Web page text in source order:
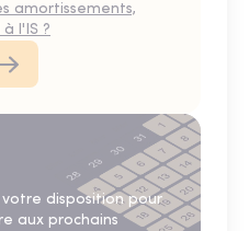
amortissements,
l'IS ?
disposition pour
aux prochains